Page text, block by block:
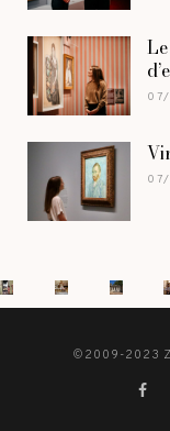
©2009-2023